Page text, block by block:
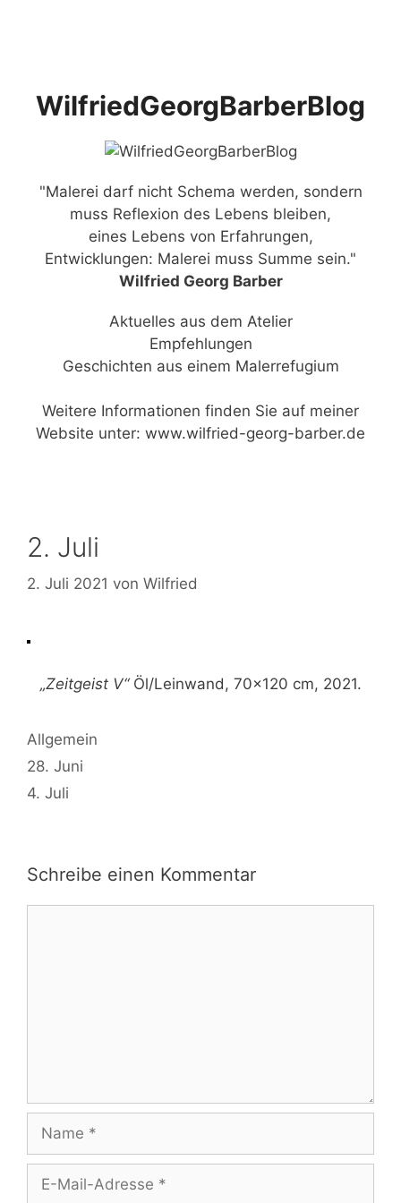
WilfriedGeorgBarberBlog
"Malerei darf nicht Schema werden, sondern
muss Reflexion des Lebens bleiben,
eines Lebens von Erfahrungen,
Entwicklungen: Malerei muss Summe sein."
Wilfried Georg Barber
Aktuelles aus dem Atelier
Empfehlungen
Geschichten aus einem Malerrefugium
Weitere Informationen finden Sie auf meiner
Website unter: www.wilfried-georg-barber.de
2. Juli
2. Juli 2021 von Wilfried
„Zeitgeist V“Öl/Leinwand, 70×120 cm, 2021.
Kategorien
Allgemein
28. Juni
4. Juli
Schreibe einen Kommentar
Mail-